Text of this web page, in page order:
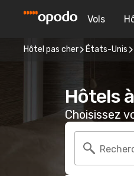
Vols
Hôtel pas cher États-Unis
Hôtels
Choisissez